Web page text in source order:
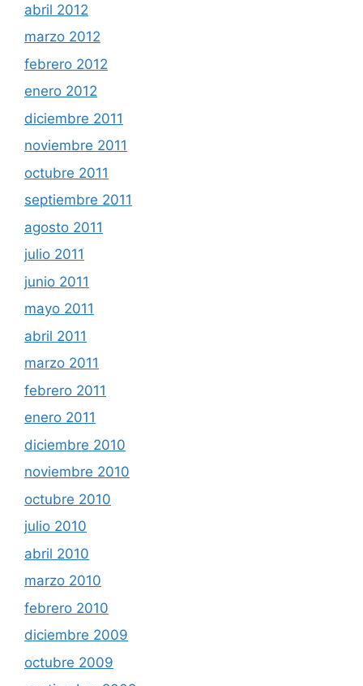
abril 2012
marzo 2012
febrero 2012
enero 2012
diciembre 2011
noviembre 2011
octubre 2011
septiembre 2011
agosto 2011
julio 2011
junio 2011
mayo 2011
abril 2011
marzo 2011
febrero 2011
enero 2011
diciembre 2010
noviembre 2010
octubre 2010
julio 2010
abril 2010
marzo 2010
febrero 2010
diciembre 2009
octubre 2009